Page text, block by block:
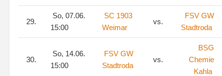
29.
So, 07.06.
15:00
SC 1903
Weimar
vs.
FSV GW
Stadtroda
30.
So, 14.06.
15:00
FSV GW
Stadtroda
vs.
BSG
Chemie
Kahla